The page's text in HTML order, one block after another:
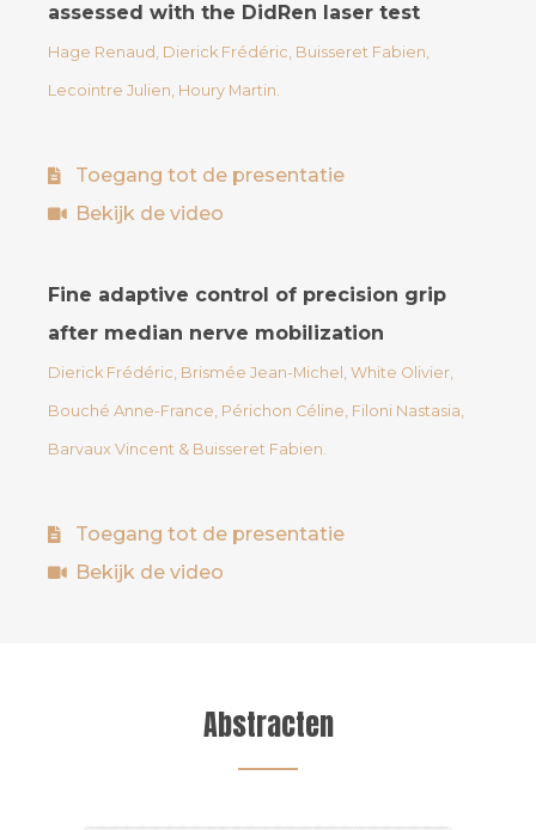
assessed with the DidRen laser test
Hage Renaud, Dierick Frédéric, Buisseret Fabien,
Lecointre Julien, Houry Martin.
Toegang tot de presentatie
Bekijk de video
Fine adaptive control of precision grip
after median nerve mobilization
Dierick Frédéric, Brismée Jean-Michel, White Olivier,
Bouché Anne-France, Périchon Céline, Filoni Nastasia,
Barvaux Vincent & Buisseret Fabien.
Toegang tot de presentatie
Bekijk de video
Abstracten